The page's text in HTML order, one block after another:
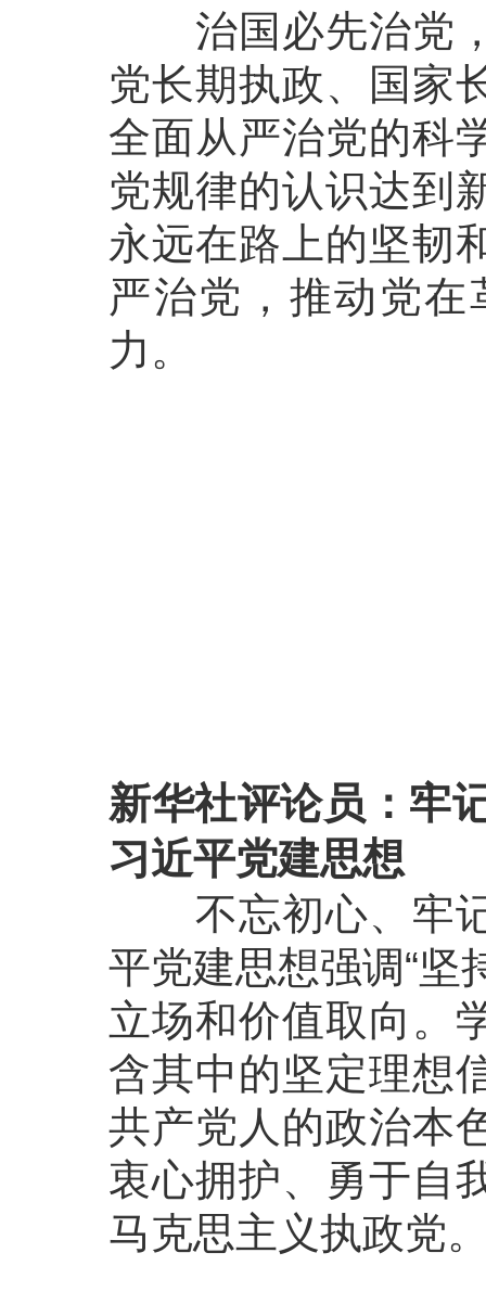
治国必先治党，
党长期执政、国家
全面从严治党的科
党规律的认识达到
永远在路上的坚韧
严治党，推动党
力。
新华社评论员：牢
习近平党建思想
不忘初心、牢记
平党建思想强调“坚
立场和价值取向。
含其中的坚定理想
共产党人的政治本
衷心拥护、勇于自
马克思主义执政党